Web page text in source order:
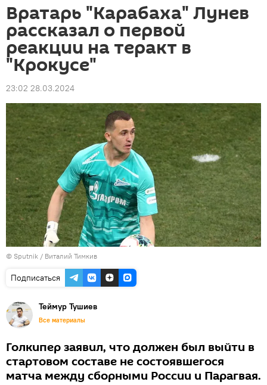
Вратарь "Карабаха" Лунев
рассказал о первой
реакции на теракт в
"Крокусе"
23:02 28.03.2024
© Sputnik / Виталий Тимкив
Подписаться
Теймур Тушиев
Все материалы
Голкипер заявил, что должен был выйти в
стартовом составе не состоявшегося
матча между сборными России и Парагвая.